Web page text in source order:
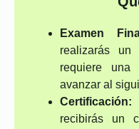
Examen
realizarás
requiere una
avanzar al
Certificación:
recibirás un